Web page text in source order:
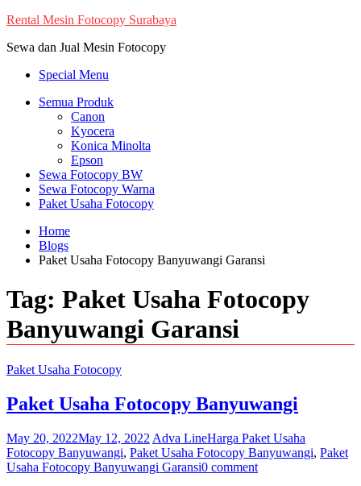
Skip
content
Rental Mesin Fotocopy Surabaya
Sewa dan Jual Mesin Fotocopy
Special Menu
Semua Produk
Canon
Kyocera
Konica Minolta
Epson
Sewa Fotocopy BW
Sewa Fotocopy Warna
Paket Usaha Fotocopy
Home
Blogs
Paket Usaha Fotocopy Banyuwangi Garansi
Tag: Paket Usaha Fotocopy
Banyuwangi Garansi
Paket Usaha Fotocopy
Paket Usaha Fotocopy Banyuwangi
May 20, 2022May 12, 2022 Adva LineHarga Paket Usaha
Fotocopy Banyuwangi, Paket Usaha Fotocopy Banyuwangi, Paket
Usaha Fotocopy Banyuwangi Garansi0 comment